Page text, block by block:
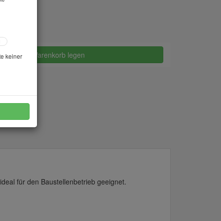
in den Warenkorb legen
für den Baustellenbetrieb geeignet.
keiner